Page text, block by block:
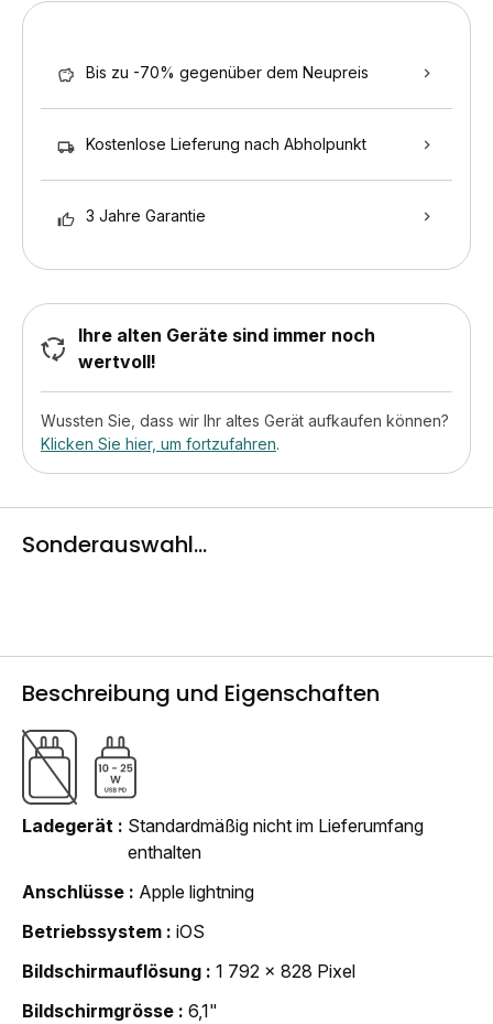
Bis zu -70% gegenüber dem Neupreis
Kostenlose Lieferung nach Abholpunkt
3 Jahre Garantie
Ihre alten Geräte sind immer noch
wertvoll!
Wussten Sie, dass wir Ihr altes Gerät aufkaufen können?
Klicken Sie hier, um fortzufahren.
Sonderauswahl...
Beschreibung und Eigenschaften
Ladegerät
Standardmäßig nicht im Lieferumfang
enthalten
Anschlüsse
Apple lightning
Betriebssystem
iOS
Bildschirmauflösung
1 792 x 828 Pixel
Bildschirmgrösse
6,1"